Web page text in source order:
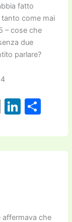
fatto
come mai
– cose che
due
parlare?
C
p
y
Li
k
e
C
n
di
affermava che